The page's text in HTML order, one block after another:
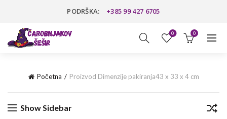
PODRŠKA: +385 99 427 6705
0 0
Početna Proizvod Dimenzije pakiranja43 x 33 x 4 cm
Show Sidebar